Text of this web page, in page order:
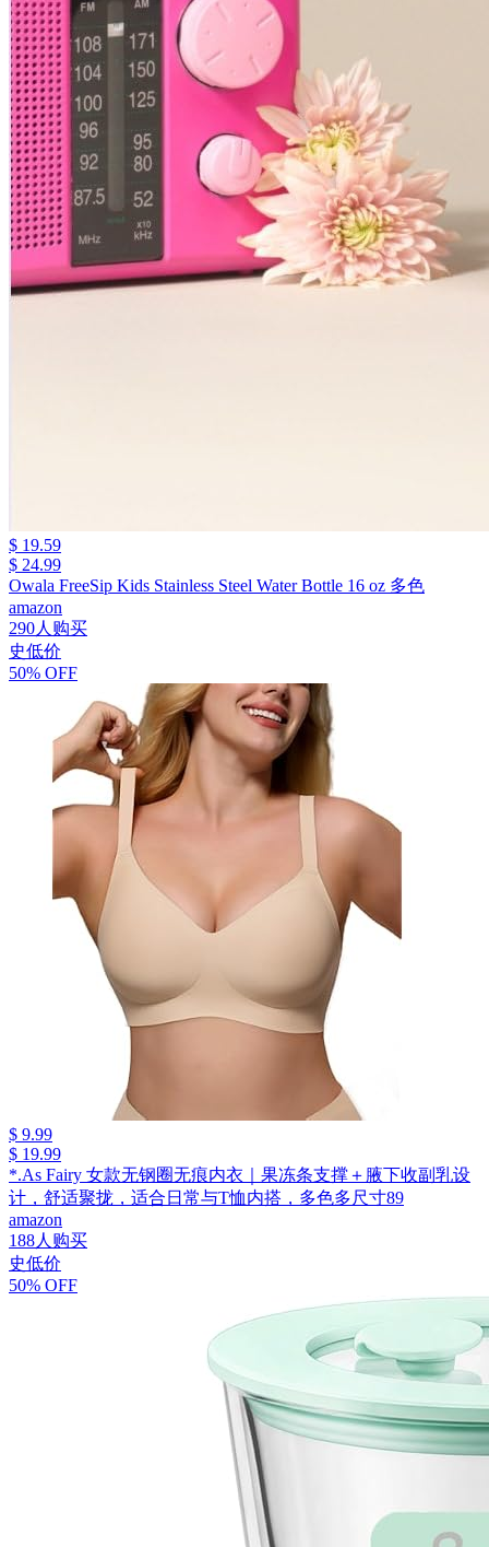
$ 19.59
$ 24.99
Owala FreeSip Kids Stainless Steel Water Bottle 16 oz 多色
amazon
290人购买
史低价
50% OFF
$ 9.99
$ 19.99
*.As Fairy 女款无钢圈无痕内衣｜果冻条支撑＋腋下收副乳设
计，舒适聚拢，适合日常与T恤内搭，多色多尺寸89
amazon
188人购买
史低价
50% OFF